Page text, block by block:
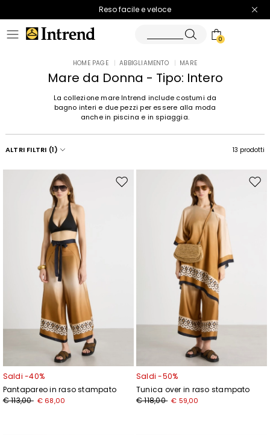
Spedizione gratuita
Reso facile e veloce
0
HOME PAGE | ABBIGLIAMENTO | MARE
Mare da Donna - Tipo: Intero
La collezione mare Intrend include costumi da
bagno interi e due pezzi per essere alla moda
anche in piscina e in spiaggia.
ALTRI FILTRI (1) 13 prodotti
Sposta
Saldi -40%
Pantapareo in raso stampato
€ 113,00 € 68,00
Saldi -50%
Tunica over in raso stampato
€ 118,00 € 59,00